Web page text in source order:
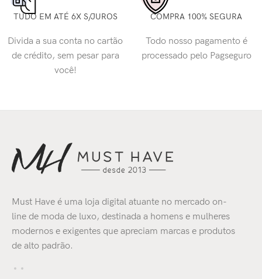
TUDO EM ATÉ 6X S/JUROS
Divida a sua conta no cartão
de crédito, sem pesar para
você!
COMPRA 100% SEGURA
Todo nosso pagamento é
processado pelo Pagseguro
Must Have é uma loja digital atuante no mercado on-
line de moda de luxo, destinada a homens e mulheres
modernos e exigentes que apreciam marcas e produtos
de alto padrão.